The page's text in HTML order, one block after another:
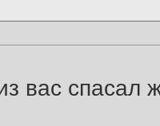
вас спасал